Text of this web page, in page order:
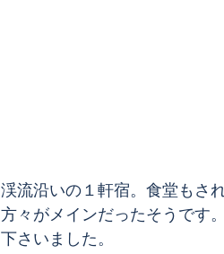
渓流沿いの１軒宿。食堂もさ
方々がメインだったそうです
下さいました。